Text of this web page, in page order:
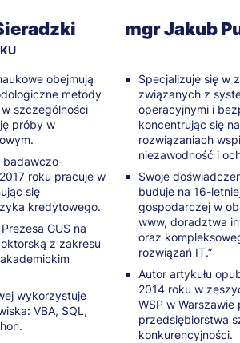
obejmują
metody
szczególności
próby w
badawczo-
roku pracuje w
się
kredytowego.
GUS na
z zakresu
wykorzystuje
VBA, SQL,
mgr Jakub
Specjalizuje się w
związanych z
operacyjnymi i
koncentrując się
rozwiązaniach
niezawodność i
Swoje
buduje na 16-
gospodarczej w
www, doradztwa
oraz
rozwiązań IT.”
Autor artykułu
2014 roku w
WSP w Warszawie
przedsiębiorstwa
konkurencyjności.